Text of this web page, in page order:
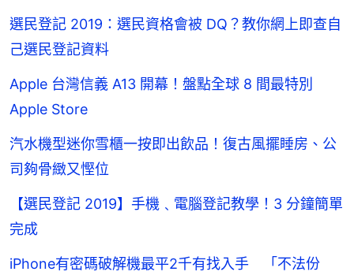
選民登記 2019：選民資格會被 DQ？教你網上即查自
己選民登記資料
Apple 台灣信義 A13 開幕！盤點全球 8 間最特別
Apple Store
汽水機型迷你雪櫃一按即出飲品！復古風擺睡房、公
司夠骨緻又慳位
【選民登記 2019】手機﹑電腦登記教學！3 分鐘簡單
完成
iPhone有密碼破解機最平2千有找入手 「不法份